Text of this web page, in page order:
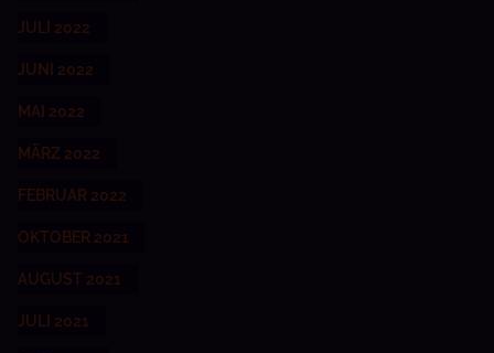
JULI 2022
JUNI 2022
MAI 2022
MÄRZ 2022
FEBRUAR 2022
OKTOBER 2021
AUGUST 2021
JULI 2021